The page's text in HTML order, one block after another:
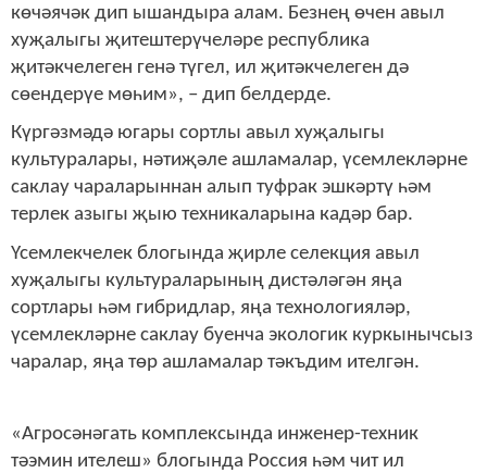
көчәячәк дип ышандыра алам. Безнең өчен авыл
хуҗалыгы җитештерүчеләре республика
җитәкчелеген генә түгел, ил җитәкчелеген дә
сөендерүе мөһим», – дип белдерде.
Күргәзмәдә югары сортлы авыл хуҗалыгы
культуралары, нәтиҗәле ашламалар, үсемлекләрне
саклау чараларыннан алып туфрак эшкәртү һәм
терлек азыгы җыю техникаларына кадәр бар.
Үсемлекчелек блогында җирле селекция авыл
хуҗалыгы культураларының дистәләгән яңа
сортлары һәм гибридлар, яңа технологияләр,
үсемлекләрне саклау буенча экологик куркынычсыз
чаралар, яңа төр ашламалар тәкъдим ителгән.
«Агросәнәгать комплексында инженер-техник
тәэмин ителеш» блогында Россия һәм чит ил